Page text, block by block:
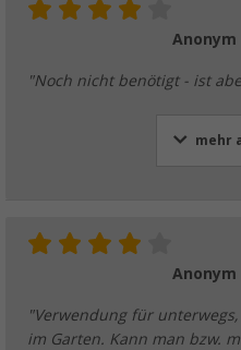
Anonym
"Noch nicht benötigt - ist
mehr
Anonym
"Verwendung für
im Garten. Kann man bzw.